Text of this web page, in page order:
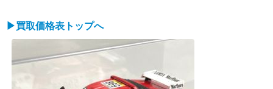
▶買取価格表トップへ